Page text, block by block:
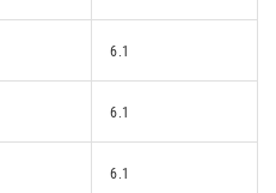
6.1
6.1
6.1